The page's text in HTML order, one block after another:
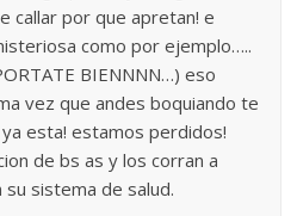
callar por que apretan! e
como por ejemplo…..
BIENNNN…) eso
vez que andes boquiando te
esta! estamos perdidos!
de bs as y los corran a
sistema de salud.